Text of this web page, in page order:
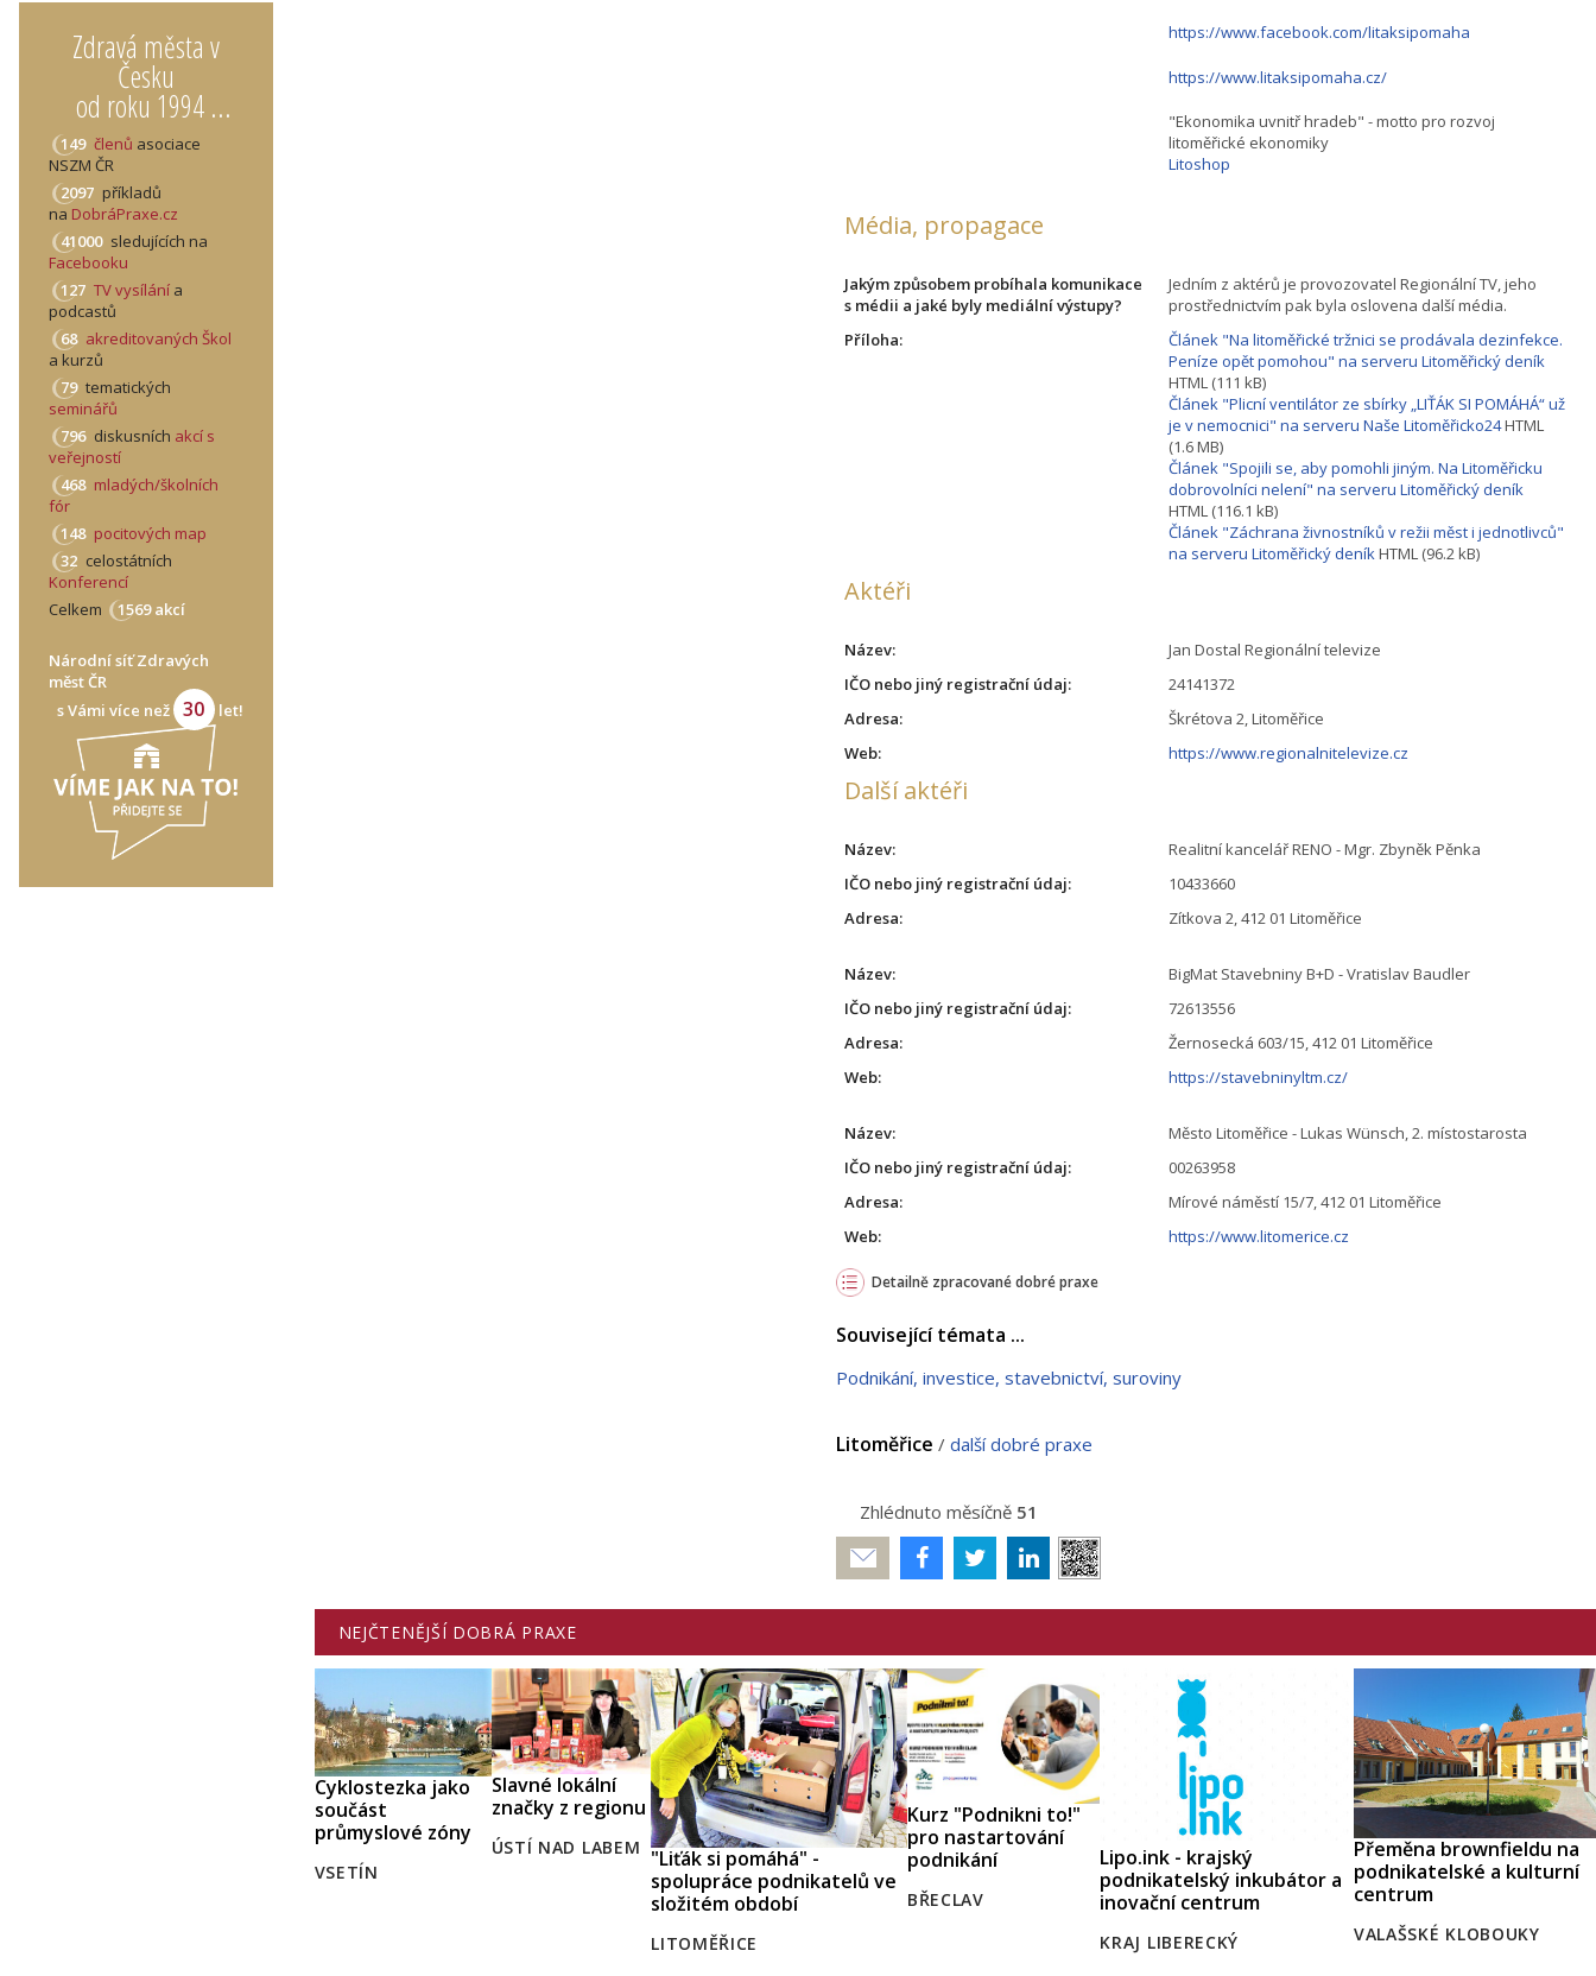
Zdravá města v
Česku
od roku 1994 ...
149 členů asociace
NSZM ČR
2097 příkladů
na DobráPraxe.cz
41000 sledujících na
Facebooku
127 TV vysílání a
podcastů
68 akreditovaných Škol
a kurzů
79 tematických
seminářů
796 diskusních akcí s
veřejností
468 mladých/školních
fór
148 pocitových map
32 celostátních
Konferencí
Celkem
1569 akcí
Národní síť Zdravých
měst ČR
s Vámi více než
30 let!
https://www.facebook.com/litaksipomaha
https://www.litaksipomaha.cz/
"Ekonomika uvnitř hradeb" - motto pro rozvoj
litoměřické ekonomiky
Litoshop
Média, propagace
Jakým způsobem probíhala komunikace
s médii a jaké byly mediální výstupy?
Jedním z aktérů je provozovatel Regionální TV, jeho
prostřednictvím pak byla oslovena další média.
Příloha:
Článek "Na litoměřické tržnici se prodávala dezinfekce.
Peníze opět pomohou" na serveru Litoměřický deník
HTML (111 kB)
Článek "Plicní ventilátor ze sbírky „LIŤÁK SI POMÁHÁ“ už
je v nemocnici" na serveru Naše Litoměřicko24HTML
(1.6 MB)
Článek "Spojili se, aby pomohli jiným. Na Litoměřicku
dobrovolníci nelení" na serveru Litoměřický deník
HTML (116.1 kB)
Článek "Záchrana živnostníků v režii měst i jednotlivců"
na serveru Litoměřický deníkHTML (96.2 kB)
Aktéři
Název:
Jan Dostal Regionální televize
IČO nebo jiný registrační údaj:
24141372
Adresa:
Škrétova 2, Litoměřice
Web:
https://www.regionalnitelevize.cz
Další aktéři
Název:
Realitní kancelář RENO - Mgr. Zbyněk Pěnka
IČO nebo jiný registrační údaj:
10433660
Adresa:
Zítkova 2, 412 01 Litoměřice
Název:
BigMat Stavebniny B+D - Vratislav Baudler
IČO nebo jiný registrační údaj:
72613556
Adresa:
Žernosecká 603/15, 412 01 Litoměřice
Web:
https://stavebninyltm.cz/
Název:
Město Litoměřice - Lukas Wünsch, 2. místostarosta
IČO nebo jiný registrační údaj:
00263958
Adresa:
Mírové náměstí 15/7, 412 01 Litoměřice
Web:
https://www.litomerice.cz
Detailně zpracované dobré praxe
Související témata ...
Podnikání, investice, stavebnictví, suroviny
Litoměřice/další dobré praxe
Zhlédnuto měsíčně 51
Poslat
NEJČTENĚJŠÍ DOBRÁ PRAXE
Cyklostezka jako
součást
průmyslové zóny
VSETÍN
Slavné lokální
značky z regionu
ÚSTÍ NAD LABEM "Liťák si pomáhá" -
spolupráce podnikatelů ve
složitém období
LITOMĚŘICE
Kurz "Podnikni to!"
pro nastartování
podnikání
BŘECLAV
Lipo.ink - krajský
podnikatelský inkubátor a
inovační centrum
KRAJ LIBERECKÝ
Přeměna brownfieldu na
podnikatelské a kulturní
centrum
VALAŠSKÉ KLOBOUKY